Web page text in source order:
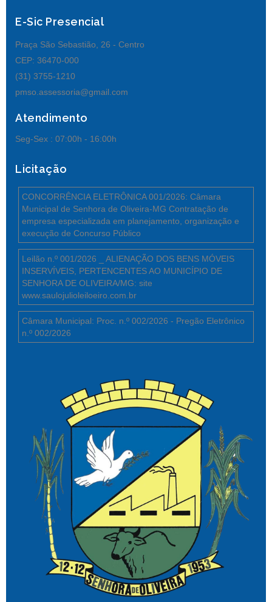
E-Sic Presencial
Praça São Sebastião, 26 - Centro
CEP: 36470-000
(31) 3755-1210
pmso.assessoria@gmail.com
Atendimento
Seg-Sex : 07:00h - 16:00h
Licitação
CONCORRÊNCIA ELETRÔNICA 001/2026: Câmara
Municipal de Senhora de Oliveira-MG Contratação de
empresa especializada em planejamento, organização e
execução de Concurso Público
Leilão n.º 001/2026 _ ALIENAÇÃO DOS BENS MÓVEIS
INSERVÍVEIS, PERTENCENTES AO MUNICÍPIO DE
SENHORA DE OLIVEIRA/MG: site
www.saulojulioleiloeiro.com.br
Câmara Municipal: Proc. n.º 002/2026 - Pregão Eletrônico
n.º 002/2026